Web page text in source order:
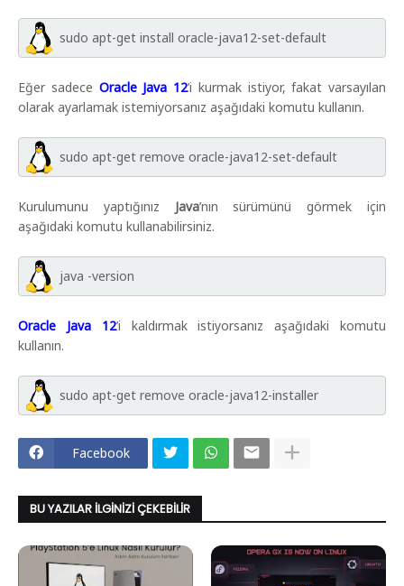
sudo apt-get install oracle-java12-set-default
Eğer sadece Oracle Java 12’i kurmak istiyor, fakat varsayılan
olarak ayarlamak istemiyorsanız aşağıdaki komutu kullanın.
sudo apt-get remove oracle-java12-set-default
Kurulumunu yaptığınız Java’nın sürümünü görmek için
aşağıdaki komutu kullanabilirsiniz.
java -version
Oracle Java 12’i kaldırmak istiyorsanız aşağıdaki komutu
kullanın.
sudo apt-get remove oracle-java12-installer
Facebook
BU YAZILAR İLGINIZI ÇEKEBILIR